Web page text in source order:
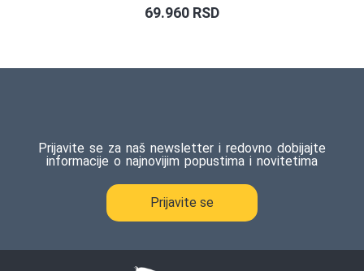
69.960 RSD
Prijavite se za naš newsletter i redovno dobijajte
informacije o najnovijim popustima i novitetima
Prijavite se